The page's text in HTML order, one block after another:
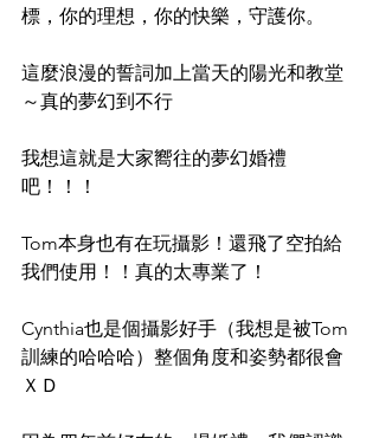
標，你的理想，你的快樂，守護你。
這麼浪漫的誓詞加上當天的陽光和教堂
～真的夢幻到不行
我想這就是大家嚮往的夢幻婚禮
吧！！！
Tom本身也有在玩攝影！還飛了空拍給
我們使用！！真的太專業了！
Cynthia也是個攝影好手（我想是被Tom
訓練的哈哈哈）整個角度和姿勢都很會
ＸＤ